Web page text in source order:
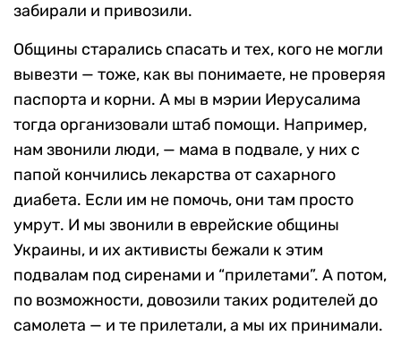
забирали и привозили.
Общины старались спасать и тех, кого не могли
вывезти — тоже, как вы понимаете, не проверяя
паспорта и корни. А мы в мэрии Иерусалима
тогда организовали штаб помощи. Например,
нам звонили люди, — мама в подвале, у них с
папой кончились лекарства от сахарного
диабета. Если им не помочь, они там просто
умрут. И мы звонили в еврейские общины
Украины, и их активисты бежали к этим
подвалам под сиренами и “прилетами”. А потом,
по возможности, довозили таких родителей до
самолета — и те прилетали, а мы их принимали.